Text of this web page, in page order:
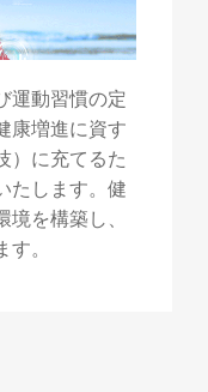
運動習慣の定
康増進に資す
）に充てるた
たします。健
を構築し、
。